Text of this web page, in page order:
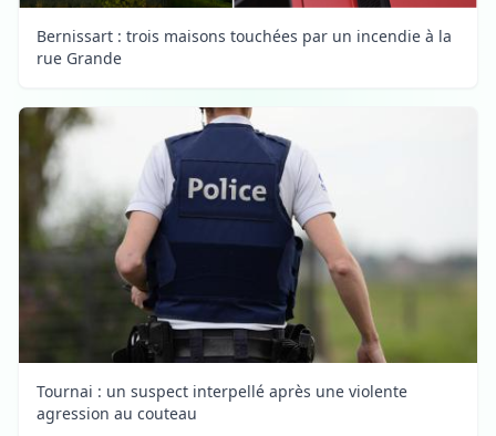
Bernissart : trois maisons touchées par un incendie à la
rue Grande
Tournai : un suspect interpellé après une violente
agression au couteau